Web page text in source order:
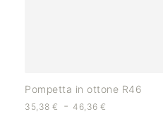
Pompetta in ottone R46
35,38 € - 46,36€